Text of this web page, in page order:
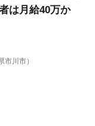
は月給40万か
市川市）